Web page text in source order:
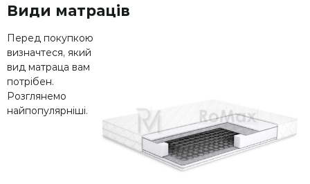
Види матраців
Перед покупкою
визначтеся, який
вид матраца вам
потрібен.
Розглянемо
найпопулярніші.